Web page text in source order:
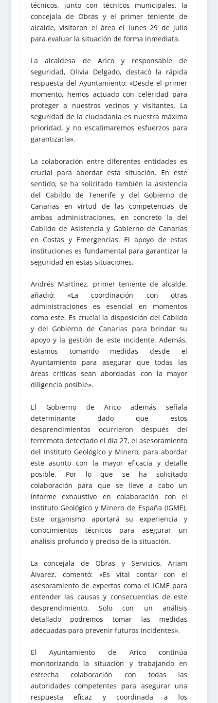
técnicos, junto con técnicos municipales, la
concejala de Obras y el primer teniente de
alcalde, visitaron el área el lunes 29 de julio
para evaluar la situación de forma inmediata.
La alcaldesa de Arico y responsable de
seguridad, Olivia Delgado, destacó la rápida
respuesta del Ayuntamiento: «Desde el primer
momento, hemos actuado con celeridad para
proteger a nuestros vecinos y visitantes. La
seguridad de la ciudadanía es nuestra máxima
prioridad, y no escatimaremos esfuerzos para
garantizarla».
La colaboración entre diferentes entidades es
crucial para abordar esta situación. En este
sentido, se ha solicitado también la asistencia
del Cabildo de Tenerife y del Gobierno de
Canarias en virtud de las competencias de
ambas administraciones, en concreto la del
Cabildo de Asistencia y Gobierno de Canarias
en Costas y Emergencias. El apoyo de estas
instituciones es fundamental para garantizar la
seguridad en estas situaciones.
Andrés Martínez, primer teniente de alcalde,
añadió: «La coordinación con otras
administraciones es esencial en momentos
como este. Es crucial la disposición del Cabildo
y del Gobierno de Canarias para brindar su
apoyo y la gestión de este incidente. Además,
estamos tomando medidas desde el
Ayuntamiento para asegurar que todas las
áreas críticas sean abordadas con la mayor
diligencia posible».
El Gobierno de Arico además señala
determinante dado que estos
desprendimientos ocurrieron después del
terremoto detectado el día 27, el asesoramiento
del Instituto Geológico y Minero, para abordar
este asunto con la mayor eficacia y detalle
posible. Por lo que se ha solicitado
colaboración para que se lleve a cabo un
informe exhaustivo en colaboración con el
Instituto Geológico y Minero de España (IGME).
Este organismo aportará su experiencia y
conocimientos técnicos para asegurar un
análisis profundo y preciso de la situación.
La concejala de Obras y Servicios, Ariam
Álvarez, comentó: «Es vital contar con el
asesoramiento de expertos como el IGME para
entender las causas y consecuencias de este
desprendimiento. Solo con un análisis
detallado podremos tomar las medidas
adecuadas para prevenir futuros incidentes».
El Ayuntamiento de Arico continúa
monitorizando la situación y trabajando en
estrecha colaboración con todas las
autoridades competentes para asegurar una
respuesta eficaz y coordinada a los